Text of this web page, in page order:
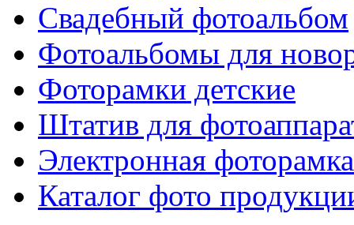
Свадебный фотоальбом
Фотоальбомы для
Фоторамки детские
Штатив для
Электронная фоторамка
Каталог фото